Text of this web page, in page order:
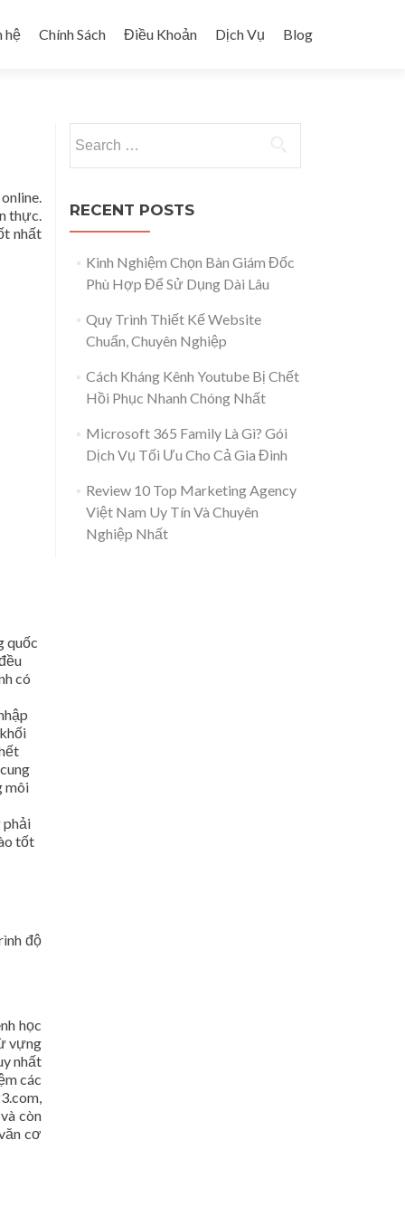
hệ Chính Sách Điều Khoản Dịch Vụ Blog
thực.
nhất
quốc
có
môi
phải
tốt
độ
học
vựng
nhất
các
còn
cơ
RECENT POSTS
Kinh Nghiệm Chọn Bàn Giám Đốc
Phù Hợp Để Sử Dụng Dài Lâu
Quy Trình Thiết Kế Website
Chuẩn, Chuyên Nghiệp
Cách Kháng Kênh Youtube Bị Chết
Hồi Phục Nhanh Chóng Nhất
Microsoft 365 Family Là Gì? Gói
Dịch Vụ Tối Ưu Cho Cả Gia Đình
Review 10 Top Marketing Agency
Việt Nam Uy Tín Và Chuyên
Nghiệp Nhất